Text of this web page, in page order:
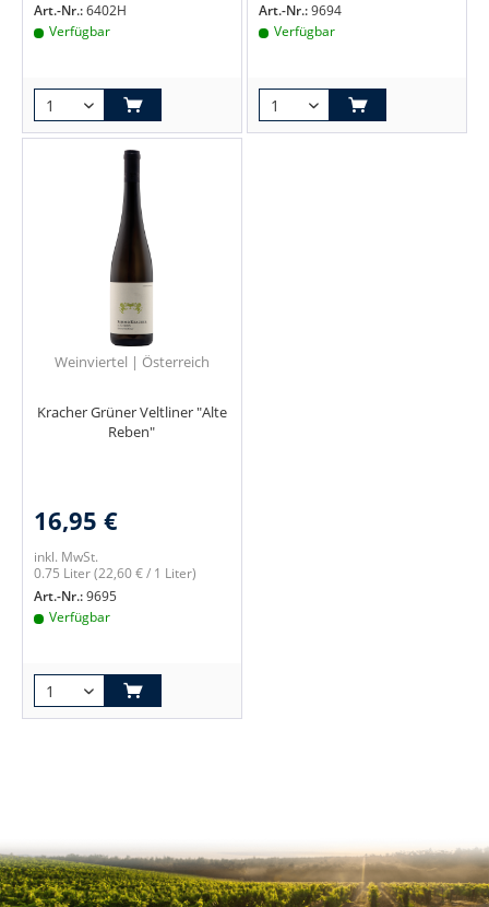
Art.-Nr.:6402H
Verfügbar
Art.-Nr.:9694
Verfügbar
Weinviertel | Österreich
Kracher Grüner Veltliner "Alte
Reben"
16,95 €
inkl. MwSt.
0.75 Liter(22,60 € / 1 Liter)
Art.-Nr.:9695
Verfügbar